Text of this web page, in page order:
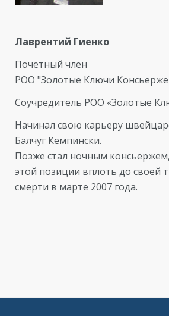
Лаврентий Гиенко
Почетный член
РОО "Золотые Ключи
Соучредитель РОО «Золотые
Начинал свою карьеру
Балчуг Кемпински.
Позже стал ночным
этой позиции вплоть до своей
смерти в марте 2007 года.